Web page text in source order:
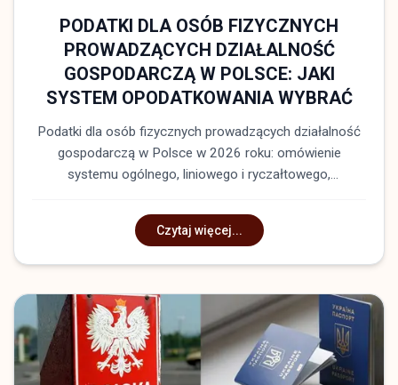
PODATKI DLA OSÓB FIZYCZNYCH
PROWADZĄCYCH DZIAŁALNOŚĆ
GOSPODARCZĄ W POLSCE: JAKI
SYSTEM OPODATKOWANIA WYBRAĆ
Podatki dla osób fizycznych prowadzących działalność
gospodarczą w Polsce w 2026 roku: omówienie
systemu ogólnego, liniowego i ryczałtowego,
Międzynarodową Kancelarią Prawną Zahist
Czytaj więcej...